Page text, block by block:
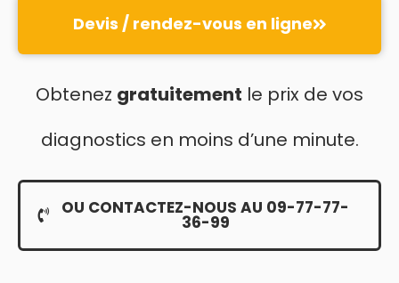
Devis / rendez-vous en ligne
Obtenez gratuitement le prix de vos
diagnostics en moins d’une minute.
OU CONTACTEZ-NOUS AU 09-77-77-
36-99